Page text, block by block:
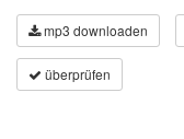
mp3 downloaden
überprüfen